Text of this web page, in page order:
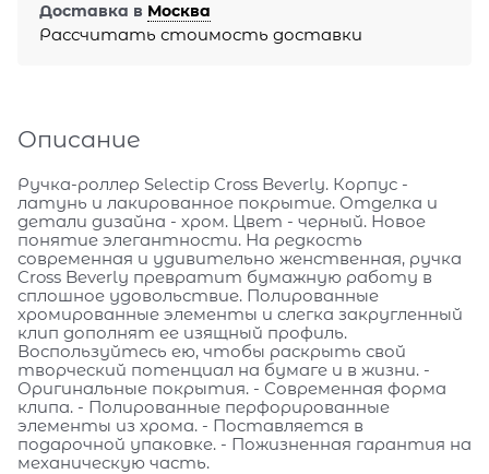
Доставка в Москва
Рассчитать стоимость доставки
Описание
Ручка-роллер Selectip Cross Beverly. Корпус -
латунь и лакированное покрытие. Отделка и
детали дизайна - хром. Цвет - черный. Новое
понятие элегантности. На редкость
современная и удивительно женственная, ручка
Cross Beverly превратит бумажную работу в
сплошное удовольствие. Полированные
хромированные элементы и слегка закругленный
клип дополнят ее изящный профиль.
Воспользуйтесь ею, чтобы раскрыть свой
творческий потенциал на бумаге и в жизни. -
Оригинальные покрытия. - Современная форма
клипа. - Полированные перфорированные
элементы из хрома. - Поставляется в
подарочной упаковке. - Пожизненная гарантия на
механическую часть.